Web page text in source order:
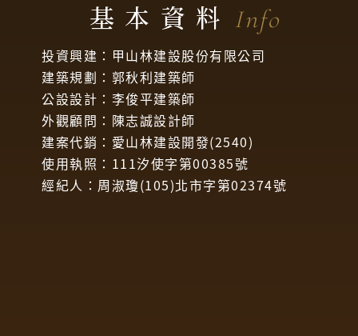
基本資料 Info
投資興建：甲山林建設股份有限公司
建築規劃：郭秋利建築師
公設設計：李俊平建築師
外觀顧問：陳志誠設計師
建案代銷：愛山林建設開發(2540)
使用執照：111汐使字第00385號
經紀人：周淑瓊(105)北市字第02374號